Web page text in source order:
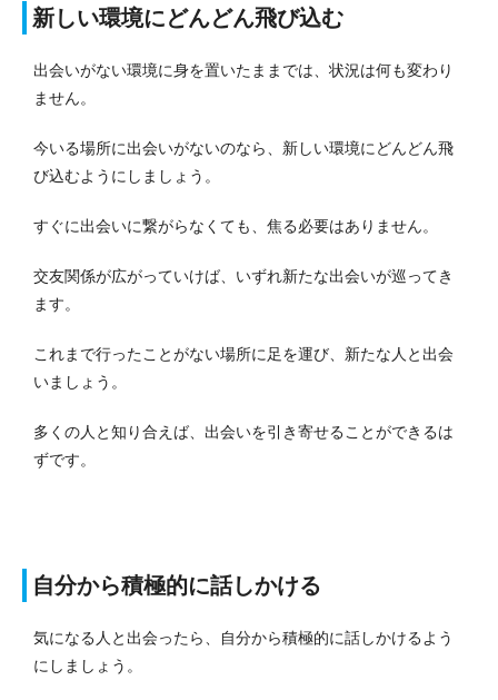
新しい環境にどんどん飛び込む
出会いがない環境に身を置いたままでは、状況は何も変わり
ません。
今いる場所に出会いがないのなら、新しい環境にどんどん飛
び込むようにしましょう。
すぐに出会いに繋がらなくても、焦る必要はありません。
交友関係が広がっていけば、いずれ新たな出会いが巡ってき
ます。
これまで行ったことがない場所に足を運び、新たな人と出会
いましょう。
多くの人と知り合えば、出会いを引き寄せることができるは
ずです。
自分から積極的に話しかける
気になる人と出会ったら、自分から積極的に話しかけるよう
にしましょう。